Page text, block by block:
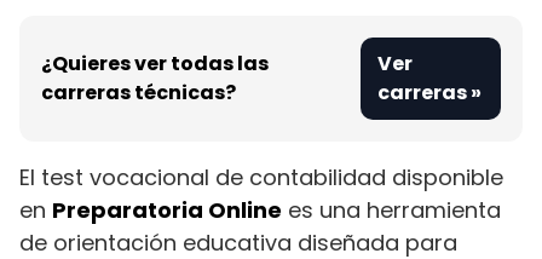
¿Quieres ver todas las
carreras técnicas?
Ver
carreras »
El test vocacional de contabilidad disponible
en Preparatoria Online es una herramienta
de orientación educativa diseñada para